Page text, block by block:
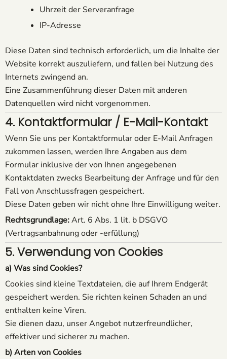
Uhrzeit der Serveranfrage
IP-Adresse
Diese Daten sind technisch erforderlich, um die Inhalte der
Website korrekt auszuliefern, und fallen bei Nutzung des
Internets zwingend an.
Eine Zusammenführung dieser Daten mit anderen
Datenquellen wird nicht vorgenommen.
4. Kontaktformular / E-Mail-Kontakt
Wenn Sie uns per Kontaktformular oder E-Mail Anfragen
zukommen lassen, werden Ihre Angaben aus dem
Formular inklusive der von Ihnen angegebenen
Kontaktdaten zwecks Bearbeitung der Anfrage und für den
Fall von Anschlussfragen gespeichert.
Diese Daten geben wir nicht ohne Ihre Einwilligung weiter.
Rechtsgrundlage:Art. 6 Abs. 1 lit. b DSGVO
(Vertragsanbahnung oder -erfüllung)
5. Verwendung von Cookies
a) Was sind Cookies?
Cookies sind kleine Textdateien, die auf Ihrem Endgerät
gespeichert werden. Sie richten keinen Schaden an und
enthalten keine Viren.
Sie dienen dazu, unser Angebot nutzerfreundlicher,
effektiver und sicherer zu machen.
b) Arten von Cookies